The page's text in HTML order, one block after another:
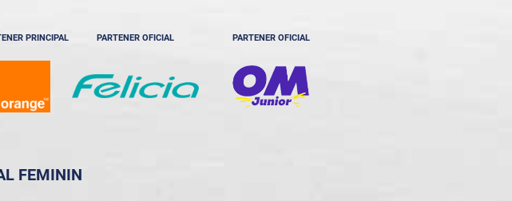
PRINCIPAL PARTENER OFICIAL PARTENER OFICIAL
FEMININ